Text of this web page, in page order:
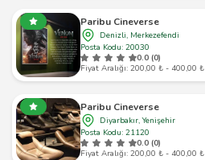
Paribu Cineverse
Denizli, Merkezefendi
Posta Kodu: 20030
0.0 (0)
Fiyat Aralığı: 200,00 ₺ - 400,00 ₺
Paribu Cineverse
Diyarbakır, Yenişehir
Posta Kodu: 21120
0.0 (0)
Fiyat Aralığı: 200,00 ₺ - 400,00 ₺